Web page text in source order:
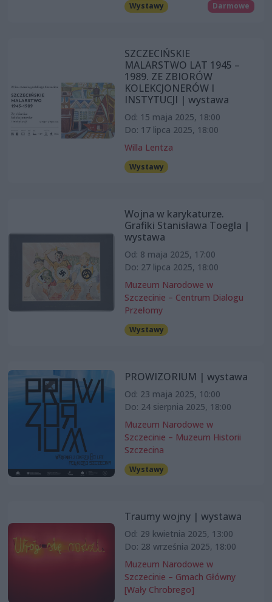
Wystawy Darmowe
SZCZECIŃSKIE
MALARSTWO LAT 1945 –
1989. ZE ZBIORÓW
KOLEKCJONERÓW I
INSTYTUCJI | wystawa
Od: 15 maja 2025, 18:00
Do: 17 lipca 2025, 18:00
Willa Lentza
Wystawy
Wojna w karykaturze.
Grafiki Stanisława Toegla |
wystawa
Od: 8 maja 2025, 17:00
Do: 27 lipca 2025, 18:00
Muzeum Narodowe w
Szczecinie – Centrum Dialogu
Przełomy
Wystawy
PROWIZORIUM | wystawa
Od: 23 maja 2025, 10:00
Do: 24 sierpnia 2025, 18:00
Muzeum Narodowe w
Szczecinie – Muzeum Historii
Szczecina
Wystawy
Traumy wojny | wystawa
Od: 29 kwietnia 2025, 13:00
Do: 28 września 2025, 18:00
Muzeum Narodowe w
Szczecinie – Gmach Główny
[Wały Chrobrego]